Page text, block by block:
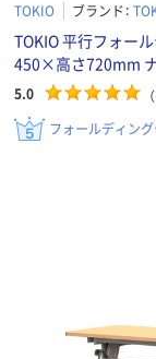
TOKIO ブランド：
TOKIO 平行フォー
450×高さ720mm ナ
5.0 （
フォールディン